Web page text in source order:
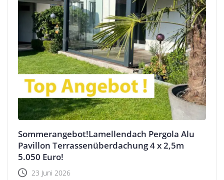
Sommerangebot!Lamellendach Pergola Alu
Pavillon Terrassenüberdachung 4 x 2,5m
5.050 Euro!
23 Juni 2026